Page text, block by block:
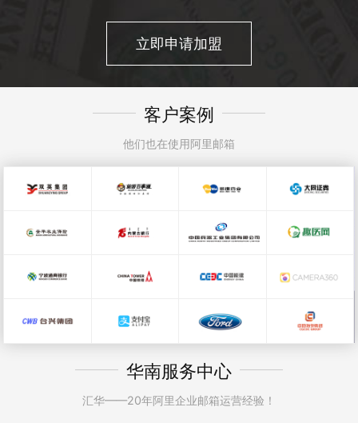
立即申请加盟
客户案例
他们也在使用阿里邮箱
华南服务中心
汇华——20年阿里企业邮箱运营经验！